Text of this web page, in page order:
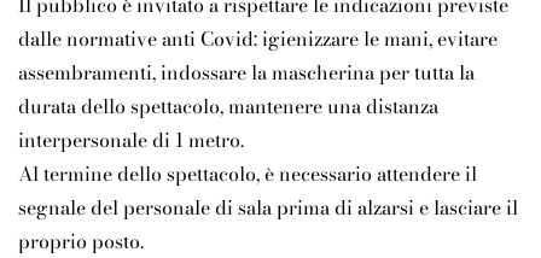
dalle normative anti Covid: igienizzare le mani, evitare
assembramenti, indossare la mascherina per tutta la
durata dello spettacolo, mantenere una distanza
interpersonale di 1 metro.
Al termine dello spettacolo, è necessario attendere il
segnale del personale di sala prima di alzarsi e lasciare il
proprio posto.